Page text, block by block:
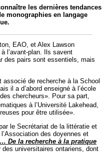
les dernières tendances
monographies en langage
EAO, et Alex Lawson
l’avant-plan. Ils savent
des pairs sont essentiels, mais
de recherche à la School
il a d’abord enseigné à l’école
chercheurs». Pour sa part,
à l’Université Lakehead,
pour être utilisée».
le Secrétariat de la littératie et
des doyennes et
De la recherche à la pratique
universitaires ontariens, dont